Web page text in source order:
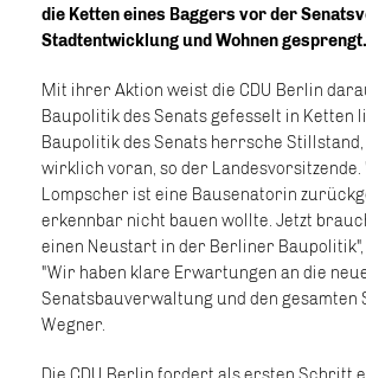
die Ketten eines Baggers vor der
Stadtentwicklung und Wohnen gesprengt.
Mit ihrer Aktion weist die CDU Berlin
Baupolitik des Senats gefesselt in Ketten
Baupolitik des Senats herrsche
wirklich voran, so der
Lompscher ist eine Bausenatorin
erkennbar nicht bauen wollte. Jetzt
einen Neustart in der Berliner Baupolitik",
"Wir haben klare Erwartungen an die
Senatsbauverwaltung und den gesamten
Wegner.